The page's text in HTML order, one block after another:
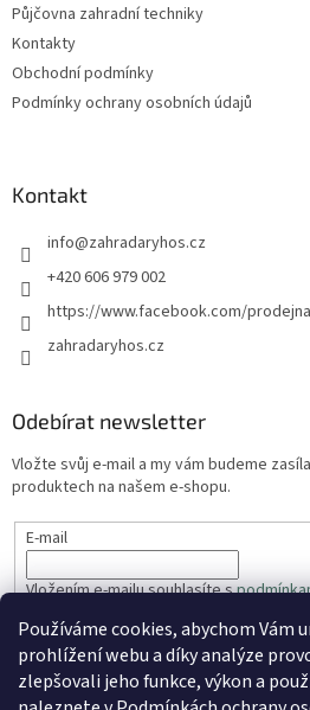
Používáme cookies, abychom Vám
prohlížení webu a díky analýze
zlepšovali jeho funkce, výkon a
Půjčovna zahradní techniky
Kontakty
Obchodní podmínky
Podmínky ochrany osobních údajů
Kontakt
info@zahradaryhos.cz
+420 606 979 002
https://www.facebook.com/
zahradaryhos.cz
Odebírat newsletter
Vložte svůj e-mail a my vám budeme
produktech na našem e-shopu.
E-mail
Vložením e-mailu souhlasíte s
PŘIHLÁSIT SE